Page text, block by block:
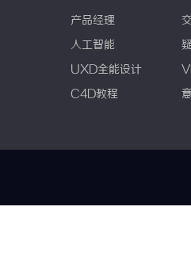
产品经理
人工智能
UXD全能设计
C4D教程